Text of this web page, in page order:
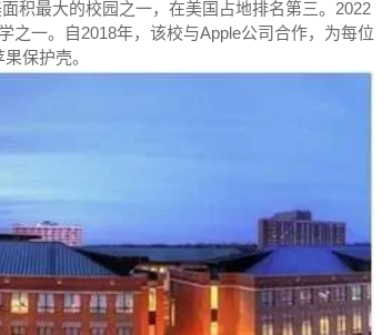
积最大的校园之一，在美国占地排名第三。2022
之一。自2018年，该校与Apple公司合作，为每位
保护壳。